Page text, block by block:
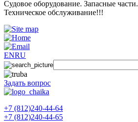
Судовое оборудование. Запасные части.
Техническое обслуживание!!!
ENRU
Задать вопрос
+7 (812)240-44-64
+7 (812)240-44-65